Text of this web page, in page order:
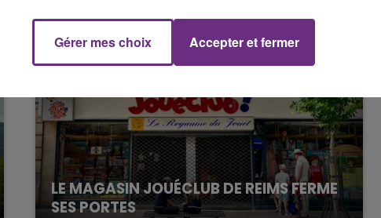
LE MAGASIN JOUÉCLUB DE REIMS FERME
SES PORTES
19h00 - 19h15
LA POP MACHINE - CHAMPAGNE FM
Gérer mes choix Accepter et fermer